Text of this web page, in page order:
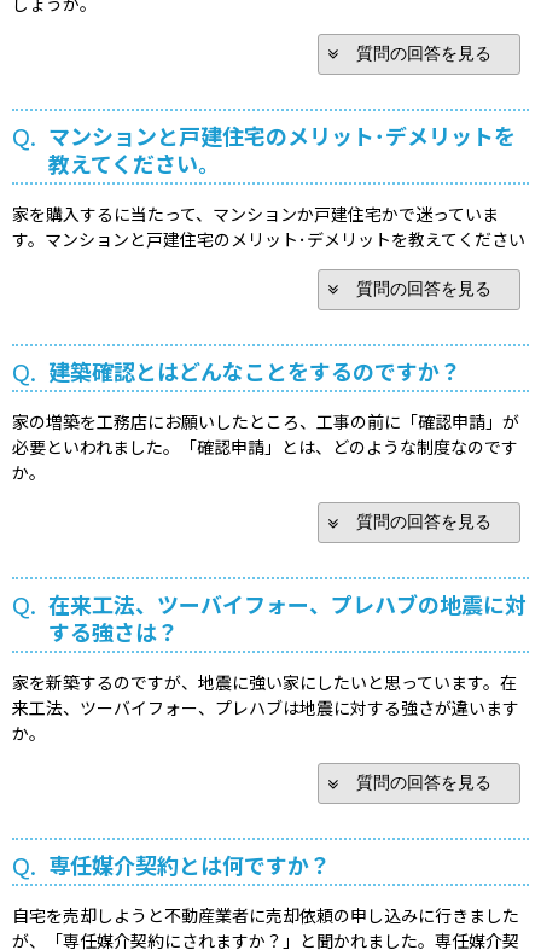
質問の回答を見る
Q. マンションと戸建住宅のメリット･デメリットを
教えてください。
家を購入するに当たって、マンションか戸建住宅かで迷っていま
す。マンションと戸建住宅のメリット･デメリットを教えてください
質問の回答を見る
Q. 建築確認とはどんなことをするのですか？
家の増築を工務店にお願いしたところ、工事の前に「確認申請」が
必要といわれました。「確認申請」とは、どのような制度なのです
か。
質問の回答を見る
Q. 在来工法、ツーバイフォー、プレハブの地震に対
する強さは？
家を新築するのですが、地震に強い家にしたいと思っています。在
来工法、ツーバイフォー、プレハブは地震に対する強さが違います
か。
質問の回答を見る
Q. 専任媒介契約とは何ですか？
自宅を売却しようと不動産業者に売却依頼の申し込みに行きました
が、「専任媒介契約にされますか？」と聞かれました。専任媒介契